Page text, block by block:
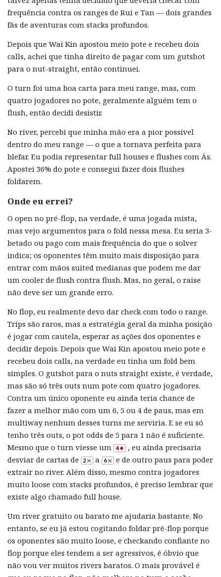
frequência contra os ranges de Rui e Tan — dois grandes
fãs de aventuras com stacks profundos.
Depois que Wai Kin apostou meio pote e recebeu dois
calls, achei que tinha direito de pagar com um gutshot
para o nut-straight, então continuei.
O turn foi uma boa carta para meu range, mas, com
quatro jogadores no pote, geralmente alguém tem o
flush, então decidi desistir.
No river, percebi que minha mão era a pior possível
dentro do meu range — o que a tornava perfeita para
blefar. Eu podia representar full houses e flushes com Ás.
Apostei 36% do pote e consegui fazer dois flushes
foldarem.
Onde eu errei?
O open no pré-flop, na verdade, é uma jogada mista,
mas vejo argumentos para o fold nessa mesa. Eu seria 3-
betado ou pago com mais frequência do que o solver
indica; os oponentes têm muito mais disposição para
entrar com mãos suited medianas que podem me dar
um cooler de flush contra flush. Mas, no geral, o raise
não deve ser um grande erro.
No flop, eu realmente devo dar check com todo o range.
Trips são raros, mas a estratégia geral da minha posição
é jogar com cautela, esperar as ações dos oponentes e
decidir depois. Depois que Wai Kin apostou meio pote e
recebeu dois calls, na verdade eu tinha um fold bem
simples. O gutshot para o nuts straight existe, é verdade,
mas são só três outs num pote com quatro jogadores.
Contra um único oponente eu ainda teria chance de
fazer a melhor mão com um 6, 5 ou 4 de paus, mas em
multiway nenhum desses turns me serviria. E se eu só
tenho três outs, o pot odds de 5 para 1 não é suficiente.
Mesmo que o turn viesse um
, eu ainda precisaria
desviar de cartas de
a
e de outro paus para poder
extrair no river. Além disso, mesmo contra jogadores
muito loose com stacks profundos, é preciso lembrar que
existe algo chamado full house.
Um river gratuito ou barato me ajudaria bastante. No
entanto, se eu já estou cogitando foldar pré-flop porque
os oponentes são muito loose, e checkando confiante no
flop porque eles tendem a ser agressivos, é óbvio que
não vou ver muitos rivers baratos. O mais provável é